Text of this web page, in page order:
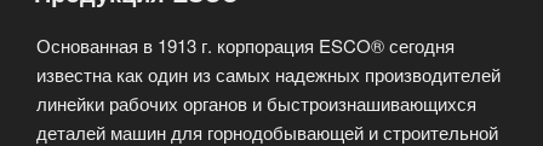
Основанная в 1913 г. корпорация ESCO® сегодня
известна как один из самых надежных производителей
линейки рабочих органов и быстроизнашивающихся
деталей машин для горнодобывающей и строительной